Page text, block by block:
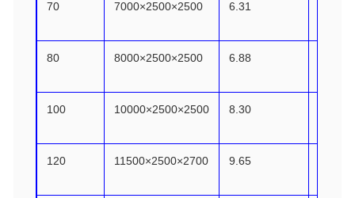
70 7000×2500×2500 6.31
80 8000×2500×2500 6.88
100 10000×2500×2500 8.30
120 11500×2500×2700 9.65